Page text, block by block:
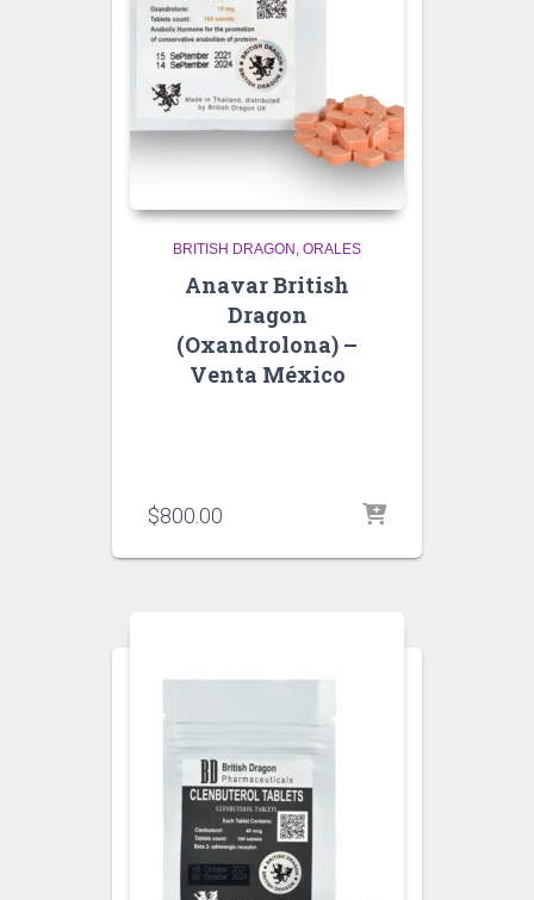
BRITISH DRAGON ORALES
Anavar British
Dragon
(Oxandrolona) –
Venta México
$800.00